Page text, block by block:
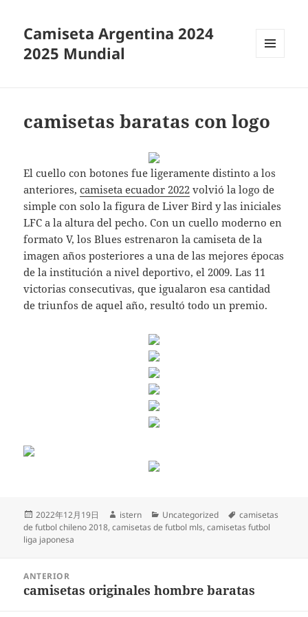
Camiseta Argentina 2024
2025 Mundial
camisetas baratas con logo
El cuello con botones fue ligeramente distinto a los
anteriores,camiseta ecuador 2022 volvió la logo de
simple con solo la figura de Liver Bird y las iniciales
LFC a la altura del pecho. Con un cuello moderno en
formato V, los Blues estrenaron la camiseta de la
imagen años posteriores a una de las mejores épocas
de la institución a nivel deportivo, el 2009. Las 11
victorias consecutivas, que igualaron esa cantidad
de triunfos de aquel año, resultó todo un premio.
Publicado
el
2022年12月19日 Autor
istern Categorías
Uncategorized Etiquetas
camisetas
de futbol chileno 2018,camisetas de futbol mls,camisetas futbol
liga japonesa
entradas
ANTERIOR
Entrada
camisetas originales hombre baratas